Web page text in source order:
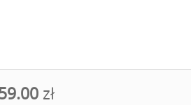
zł